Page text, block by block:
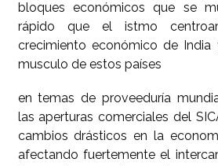
bloques económicos que se
rápido que el istmo
crecimiento económico de India
musculo de estos países
en temas de proveeduría
las aperturas comerciales del
cambios drásticos en la
afectando fuertemente el